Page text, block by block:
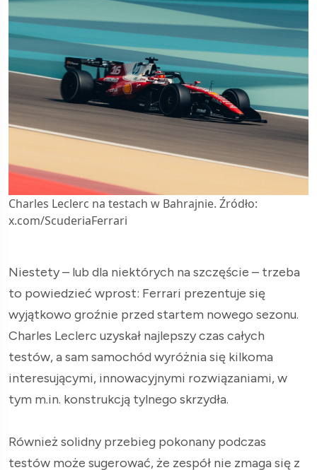
Charles Leclerc na testach w Bahrajnie. Źródło:
x.com/ScuderiaFerrari
Niestety – lub dla niektórych na szczęście – trzeba
to powiedzieć wprost: Ferrari prezentuje się
wyjątkowo groźnie przed startem nowego sezonu.
Charles Leclerc uzyskał najlepszy czas całych
testów, a sam samochód wyróżnia się kilkoma
interesującymi, innowacyjnymi rozwiązaniami, w
tym m.in. konstrukcją tylnego skrzydła.
Również solidny przebieg pokonany podczas
testów może sugerować, że zespół nie zmaga się z